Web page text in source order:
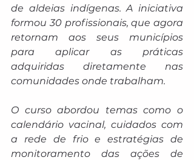
de aldeias indígenas. A iniciativa
formou 30 profissionais, que agora
retornam aos seus municípios
para aplicar as práticas
adquiridas diretamente nas
comunidades onde trabalham.
O curso abordou temas como o
calendário vacinal, cuidados com
a rede de frio e estratégias de
monitoramento das ações de